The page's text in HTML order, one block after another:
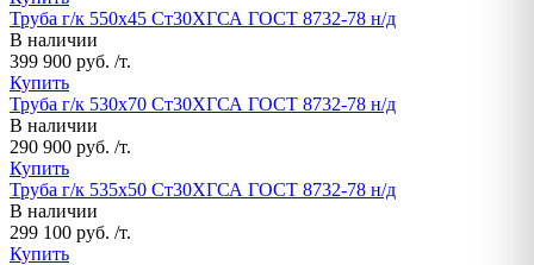
Труба г/к 550х45 Ст30ХГСА ГОСТ 8732-78 н/д
В наличии
399 900 руб. /т.
Купить
Труба г/к 530х70 Ст30ХГСА ГОСТ 8732-78 н/д
В наличии
290 900 руб. /т.
Купить
Труба г/к 535х50 Ст30ХГСА ГОСТ 8732-78 н/д
В наличии
299 100 руб. /т.
Купить